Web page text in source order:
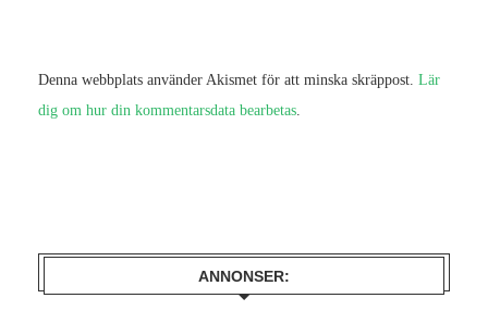
Denna webbplats använder Akismet för att minska skräppost. Lär
dig om hur din kommentarsdata bearbetas.
ANNONSER: